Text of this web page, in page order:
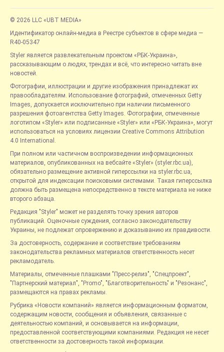
© 2026 LLC «UBT MEDIA»
Идентификатор онлайн-медиа в Реестре субъектов в сфере медиа —
R40-05347
Styler является развлекательным проектом «РБК-Украина»,
рассказывающим о людях, трендах и всё, что интересно читать вне
новостей.
Фотографии, иллюстрации и другие изображения принадлежат их
правообладателям. Использование фотографий, отмеченных Getty
Images, допускается исключительно при наличии письменного
разрешения фотоагентства Getty Images. Фотографии, отмеченные
логотипом «Styler» или подписанные «Styler» или «РБК-Украина», могут
использоваться на условиях лицензии Creative Commons Attribution
4.0 International.
При полном или частичном воспроизведении информационных
материалов, опубликованных на вебсайте «Styler» (styler.rbc.ua),
обязательно размещение активной гиперссылки на styler.rbc.ua,
открытой для индексации поисковыми системами. Такая гиперссылка
должна быть размещена непосредственно в тексте материала не ниже
второго абзаца.
Редакция "Styler" может не разделять точку зрения авторов
публикаций. Оценочные суждения, согласно законодательству
Украины, не подлежат опровержению и доказыванию их правдивости.
За достоверность, содержание и соответствие требованиям
законодательства рекламных материалов ответственность несет
рекламодатель.
Материалы, отмеченные плашками "Пресс-релиз", "Спецпроект",
"Партнерский материал", "Promo", "Благотворительность" и "Резонанс",
размещаются на правах рекламы.
Рубрика «Новости компаний» является информационным форматом,
содержащим новости, сообщения и объявления, связанные с
деятельностью компаний, и основывается на информации,
предоставленной соответствующими компаниями. Редакция не несет
ответственности за достоверность такой информации.